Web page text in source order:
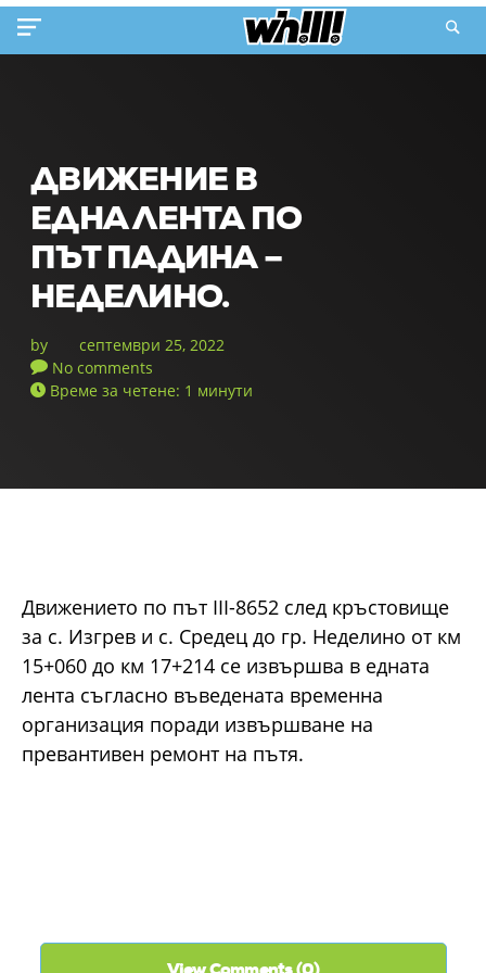
ДВИЖЕНИЕ В
ЕДНА ЛЕНТА ПО
ПЪТ ПАДИНА –
НЕДЕЛИНО.
by
септември 25, 2022
No comments
Време за четене: 1 минути
Движението по път ІІІ-8652 след кръстовище
за с. Изгрев и с. Средец до гр. Неделино от км
15+060 до км 17+214 се извършва в едната
лента съгласно въведената временна
организация поради извършване на
превантивен ремонт на пътя.